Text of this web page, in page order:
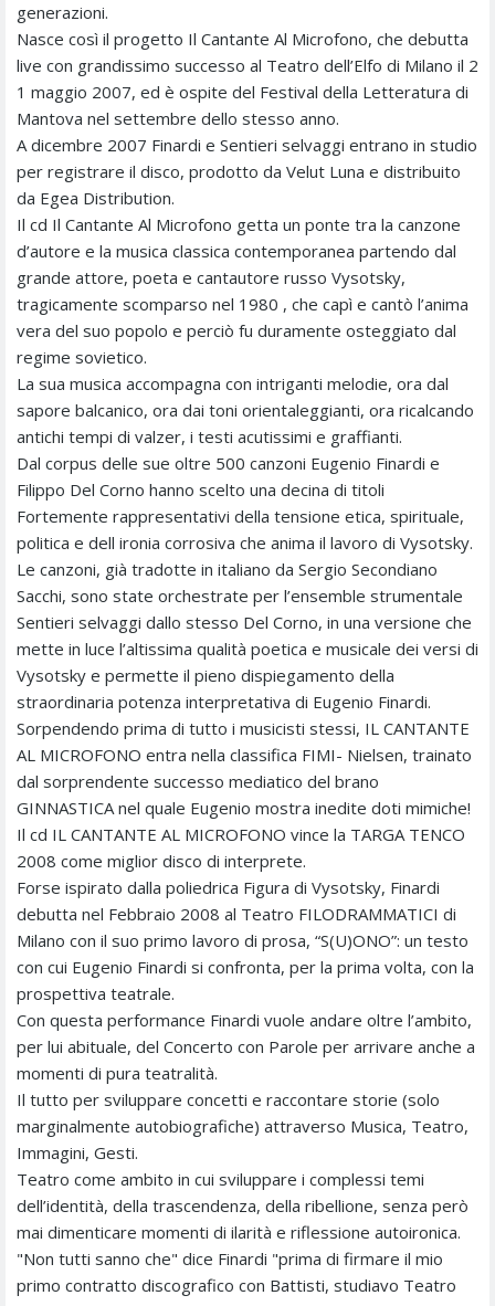
generazioni.
Nasce così il progetto Il Cantante Al Microfono, che debutta
live con grandissimo successo al Teatro dell’Elfo di Milano il 2
1 maggio 2007, ed è ospite del Festival della Letteratura di
Mantova nel settembre dello stesso anno.
A dicembre 2007 Finardi e Sentieri selvaggi entrano in studio
per registrare il disco, prodotto da Velut Luna e distribuito
da Egea Distribution.
Il cd Il Cantante Al Microfono getta un ponte tra la canzone
d’autore e la musica classica contemporanea partendo dal
grande attore, poeta e cantautore russo Vysotsky,
tragicamente scomparso nel 1980 , che capì e cantò l’anima
vera del suo popolo e perciò fu duramente osteggiato dal
regime sovietico.
La sua musica accompagna con intriganti melodie, ora dal
sapore balcanico, ora dai toni orientaleggianti, ora ricalcando
antichi tempi di valzer, i testi acutissimi e graffianti.
Dal corpus delle sue oltre 500 canzoni Eugenio Finardi e
Filippo Del Corno hanno scelto una decina di titoli
Fortemente rappresentativi della tensione etica, spirituale,
politica e dell ironia corrosiva che anima il lavoro di Vysotsky.
Le canzoni, già tradotte in italiano da Sergio Secondiano
Sacchi, sono state orchestrate per l’ensemble strumentale
Sentieri selvaggi dallo stesso Del Corno, in una versione che
mette in luce l’altissima qualità poetica e musicale dei versi di
Vysotsky e permette il pieno dispiegamento della
straordinaria potenza interpretativa di Eugenio Finardi.
Sorpendendo prima di tutto i musicisti stessi, IL CANTANTE
AL MICROFONO entra nella classifica FIMI- Nielsen, trainato
dal sorprendente successo mediatico del brano
GINNASTICA nel quale Eugenio mostra inedite doti mimiche!
Il cd IL CANTANTE AL MICROFONO vince la TARGA TENCO
2008 come miglior disco di interprete.
Forse ispirato dalla poliedrica Figura di Vysotsky, Finardi
debutta nel Febbraio 2008 al Teatro FILODRAMMATICI di
Milano con il suo primo lavoro di prosa, “S(U)ONO”: un testo
con cui Eugenio Finardi si confronta, per la prima volta, con la
prospettiva teatrale.
Con questa performance Finardi vuole andare oltre l’ambito,
per lui abituale, del Concerto con Parole per arrivare anche a
momenti di pura teatralità.
Il tutto per sviluppare concetti e raccontare storie (solo
marginalmente autobiografiche) attraverso Musica, Teatro,
Immagini, Gesti.
Teatro come ambito in cui sviluppare i complessi temi
dell’identità, della trascendenza, della ribellione, senza però
mai dimenticare momenti di ilarità e riflessione autoironica.
"Non tutti sanno che" dice Finardi "prima di firmare il mio
primo contratto discografico con Battisti, studiavo Teatro